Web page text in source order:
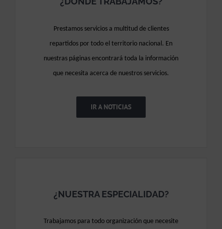
Prestamos servicios a multitud de clientes
repartidos por todo el territorio nacional. En
nuestras páginas encontrará toda la información
que necesita acerca de nuestros servicios.
IR A NOTICIAS
¿NUESTRA ESPECIALIDAD?
Trabajamos para todo organización que necesite